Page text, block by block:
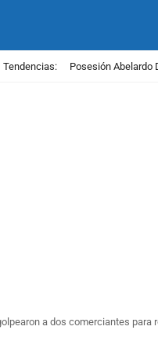
Tendencias: Posesión Abelardo
a dos comerciantes para